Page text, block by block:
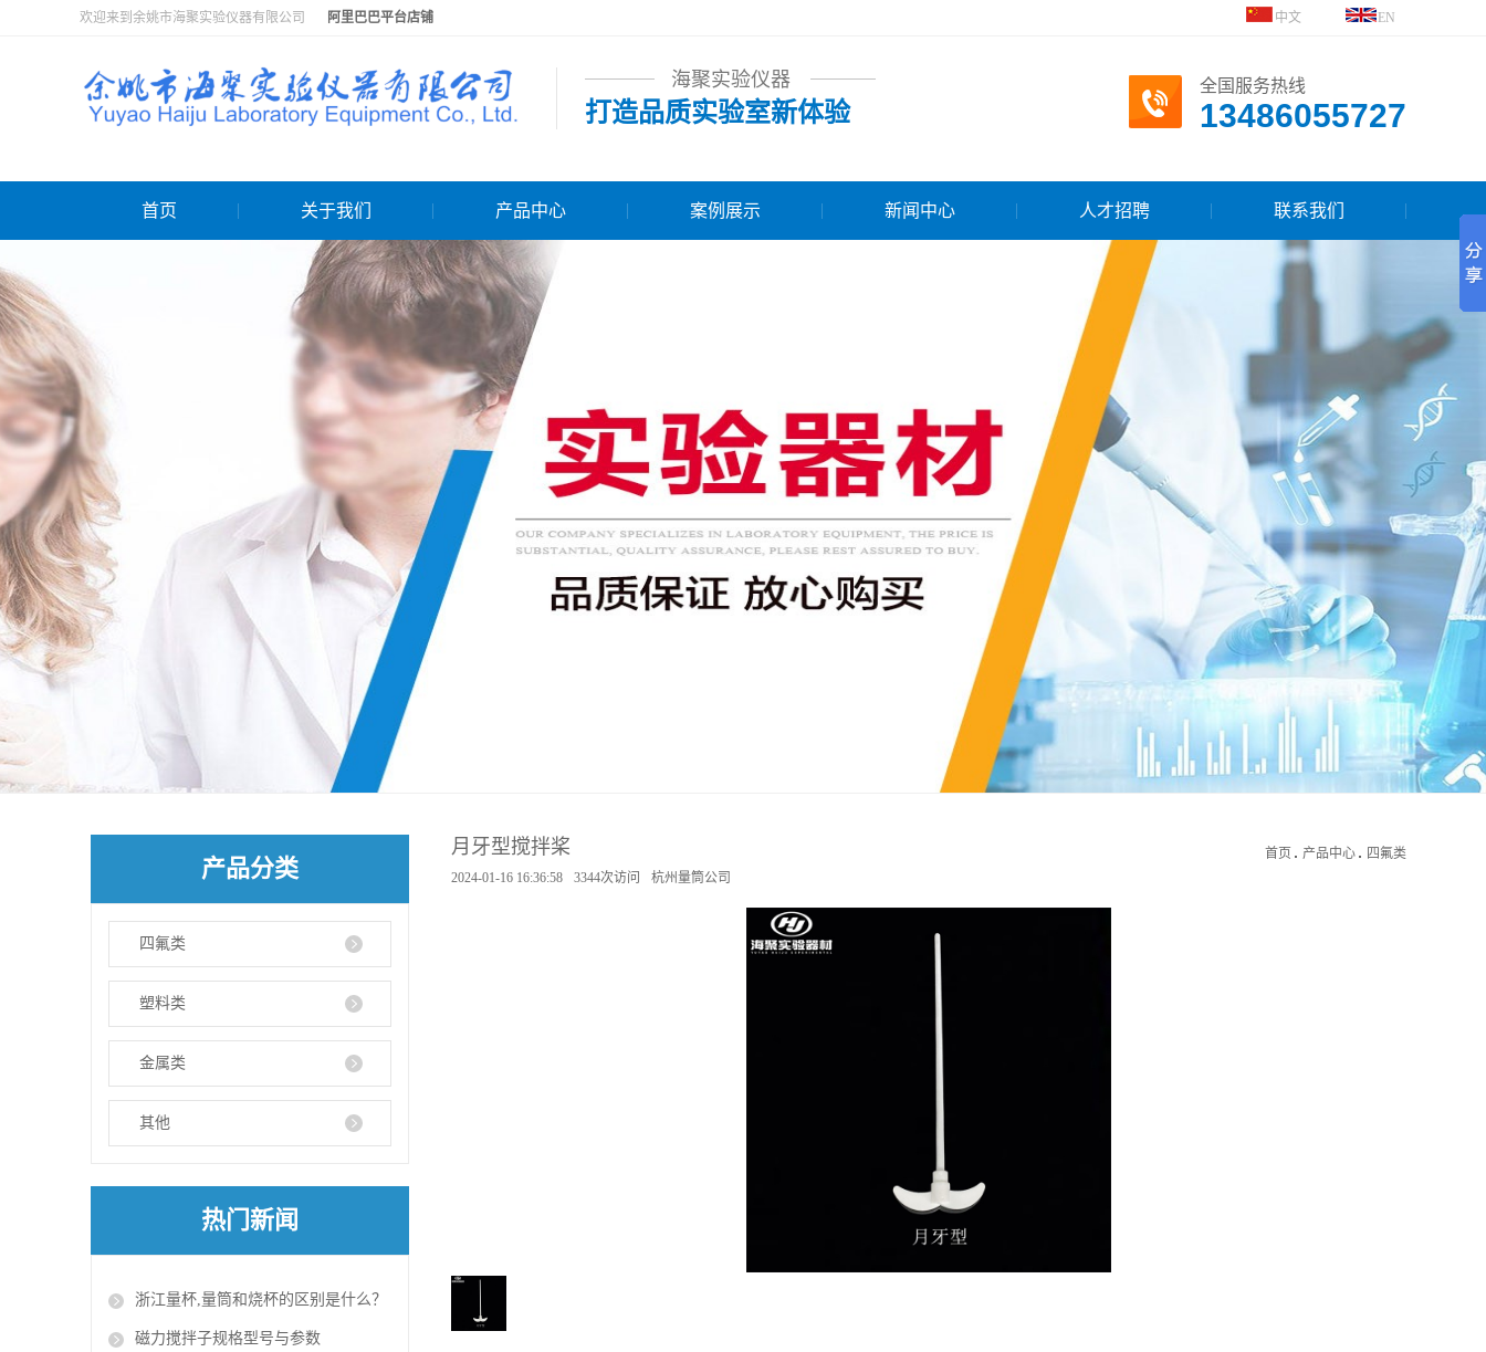
欢迎来到余姚市海聚实验仪器有限公司 中文 EN
阿里巴巴平台店铺
海聚实验仪器
打造品质实验室新体验
全国服务热线
13486055727
首页 关于我们 产品中心 案例展示 新闻中心 人才招聘 联系我们
产品分类
四氟类
塑料类
金属类
其他
热门新闻
浙江量杯,量筒和烧杯的区别是什么？​
磁力搅拌子规格型号与参数
月牙型搅拌桨 首页 产品中心
四氟类
2024-01-16 16:36:58
3344次访问 杭州量筒公司